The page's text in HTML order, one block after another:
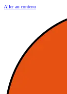
Aller au contenu